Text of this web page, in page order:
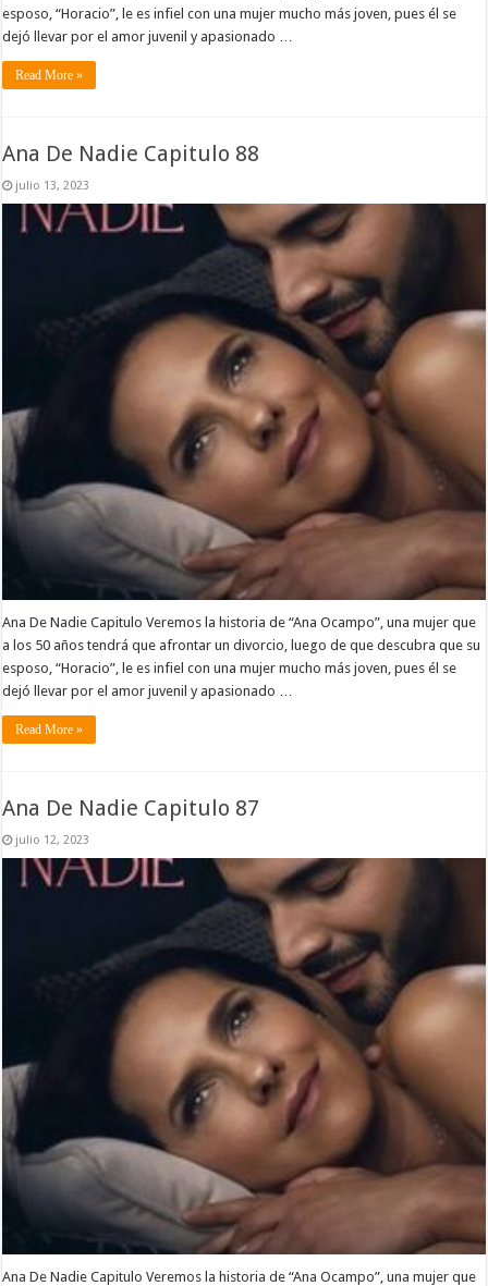
esposo, “Horacio”, le es infiel con una mujer mucho más joven, pues él se
dejó llevar por el amor juvenil y apasionado …
Read More »
Ana De Nadie Capitulo 88
julio 13, 2023
Ana De Nadie Capitulo Veremos la historia de “Ana Ocampo”, una mujer que
a los 50 años tendrá que afrontar un divorcio, luego de que descubra que su
esposo, “Horacio”, le es infiel con una mujer mucho más joven, pues él se
dejó llevar por el amor juvenil y apasionado …
Read More »
Ana De Nadie Capitulo 87
julio 12, 2023
Ana De Nadie Capitulo Veremos la historia de “Ana Ocampo”, una mujer que